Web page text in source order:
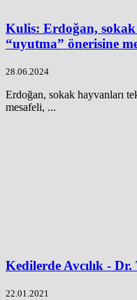
Kulis: Erdoğan,
“uyutma” önerisine
28.06.2024
Erdoğan, sokak hayvanları
mesafeli, ...
Kedilerde Avcılık -
22.01.2021